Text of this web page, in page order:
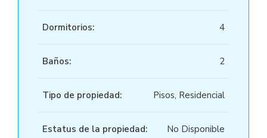
Dormitorios: 4
Baños: 2
Tipo de propiedad: Pisos, Residencial
Estatus de la propiedad: No Disponible